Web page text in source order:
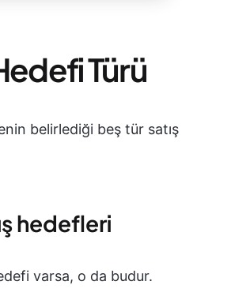
Türü
belirlediği beş tür satış
hedefleri
varsa, o da budur.